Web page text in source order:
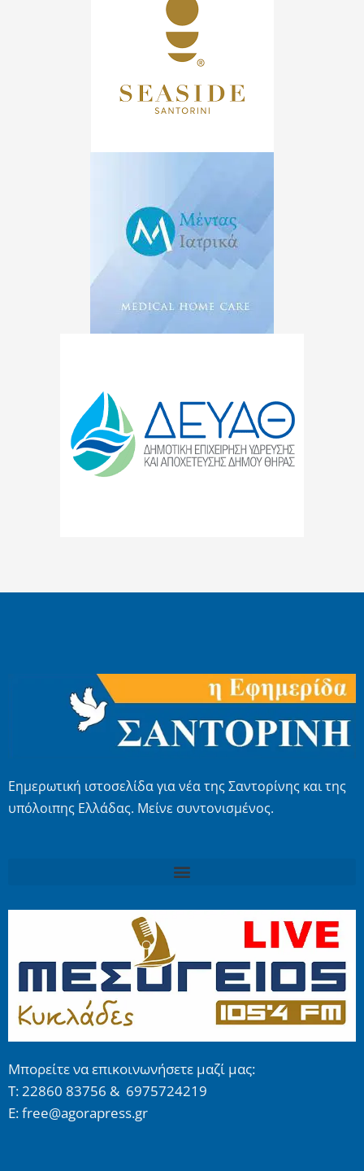
Εημερωτική ιστοσελίδα για νέα της Σαντορίνης και της
υπόλοιπης Ελλάδας. Μείνε συντονισμένος.
Μπορείτε να επικοινωνήσετε μαζί μας:
Τ: 22860 83756 & 6975724219
E: free@agorapress.gr